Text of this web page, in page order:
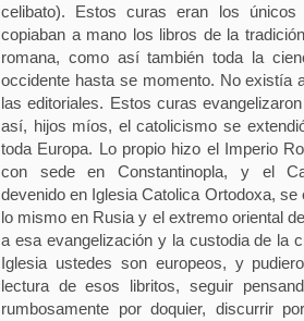
celibato). Estos curas eran los
copiaban a mano los libros de la
romana, como así también toda la
occidente hasta se momento. No existía
las editoriales. Estos curas
así, hijos míos, el catolicismo se
toda Europa. Lo propio hizo el Imperio
con sede en Constantinopla, y el
devenido en Iglesia Catolica Ortodoxa, se
lo mismo en Rusia y el extremo oriental
a esa evangelización y la custodia de la
Iglesia ustedes son europeos, y
lectura de esos libritos, seguir
rumbosamente por doquier, discurrir